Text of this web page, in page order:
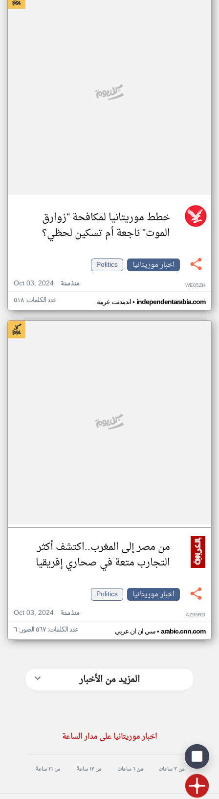
خطط موريتانيا لمكافحة "زوارق
الموت" ناجعة أم تسكين لحظي؟
اخبار موريتانيا
Politics
Oct 03, 2024
منذ سنة WE05ZH
اندبندنت عربية• independentarabia.com عدد الكلمات: ٥١٨
من مصر إلى المغرب..اكتشف أكثر
التجارب متعة في صحاري إفريقيا
اخبار موريتانيا
Politics
Oct 03, 2024
منذ سنة AZ95RO
سي ان ان عربي• arabic.cnn.com عدد الكلمات: ٥٦٧ الصور: ٦
المزيد من الأخبار
اخبار موريتانيا على مدار الساعة
من ٣ ساعات من ٦ ساعات من ١٢ ساعة من ١٦ ساعة